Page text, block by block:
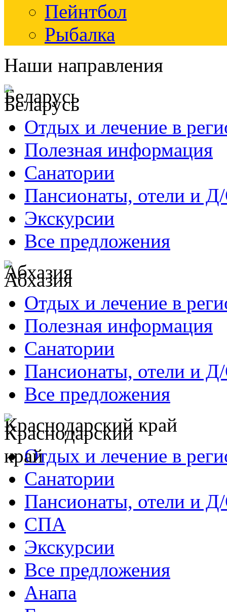
Пейнтбол
Рыбалка
Наши направления
Беларусь
Отдых и лечение в
Полезная информация
Санатории
Пансионаты, отели и
Экскурсии
Все предложения
Абхазия
Отдых и лечение в
Полезная информация
Санатории
Пансионаты, отели и
Все предложения
Краснодарский край
Отдых и лечение в
Санатории
Пансионаты, отели и
СПА
Экскурсии
Все предложения
Анапа